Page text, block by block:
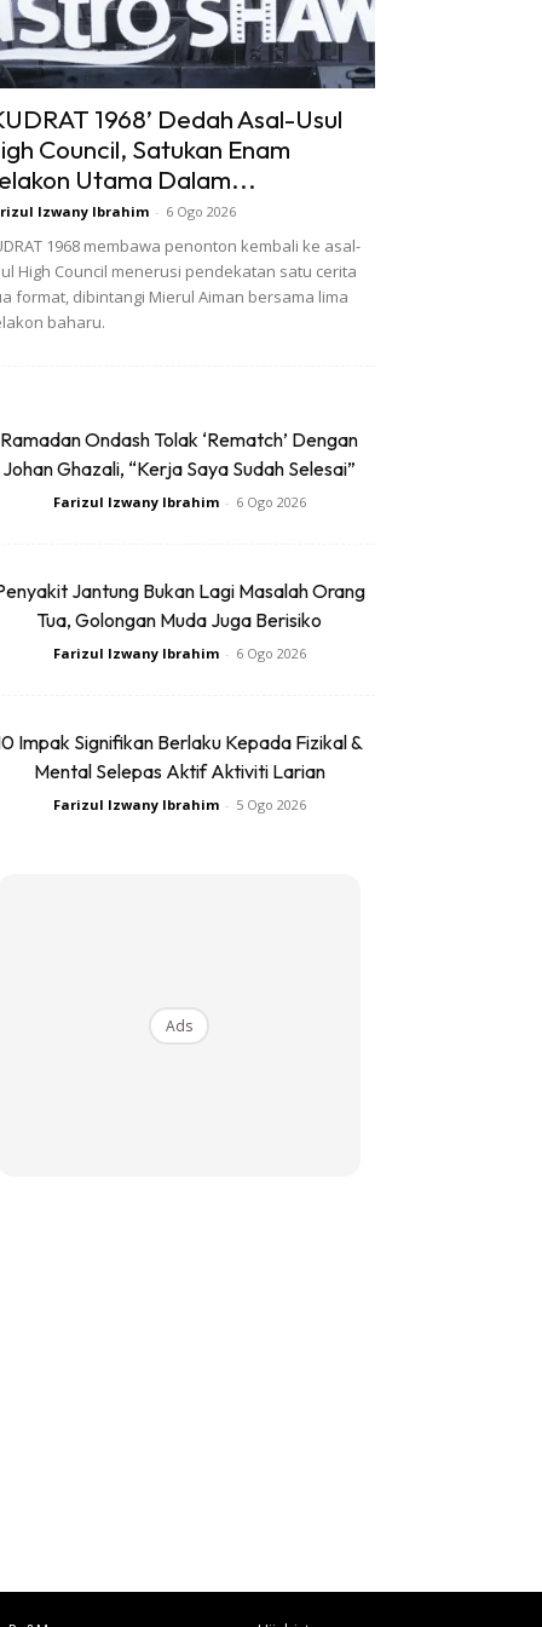
1968’ Dedah Asal-Usul
Council, Satukan Enam
Utama Dalam...
Izwany Ibrahim - 6 Ogo 2026
1968 membawa penonton kembali ke asal-
High Council menerusi pendekatan satu cerita
format, dibintangi Mierul Aiman bersama lima
baharu.
Ramadan Ondash Tolak ‘Rematch’ Dengan
Johan Ghazali, “Kerja Saya Sudah Selesai”
Farizul Izwany Ibrahim - 6 Ogo 2026
Jantung Bukan Lagi Masalah Orang
Tua, Golongan Muda Juga Berisiko
Farizul Izwany Ibrahim - 6 Ogo 2026
Impak Signifikan Berlaku Kepada Fizikal &
Mental Selepas Aktif Aktiviti Larian
Farizul Izwany Ibrahim - 5 Ogo 2026
Ads